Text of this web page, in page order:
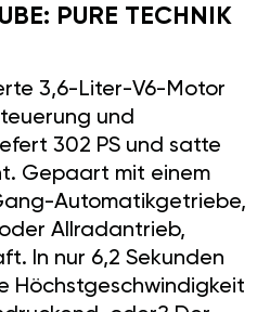
PURE TECHNIK
3,6-Liter-V6-Motor
und
302 PS und satte
Gepaart mit einem
Automatikgetriebe,
Allradantrieb,
In nur 6,2 Sekunden
Höchstgeschwindigkeit